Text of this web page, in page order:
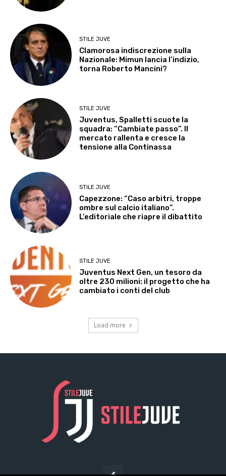
STILE JUVE
Clamorosa indiscrezione sulla
Nazionale: Mimun lancia l’indizio,
torna Roberto Mancini?
STILE JUVE
Juventus, Spalletti scuote la
squadra: “Cambiate passo”. Il
mercato rallenta e cresce la
tensione alla Continassa
STILE JUVE
Capezzone: “Caso arbitri, troppe
ombre sul calcio italiano”.
L’editoriale che riapre il dibattito
STILE JUVE
Juventus Next Gen, un tesoro da
oltre 230 milioni: il progetto che ha
cambiato i conti del club
Load more